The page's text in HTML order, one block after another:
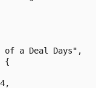
of a Deal Days",
{